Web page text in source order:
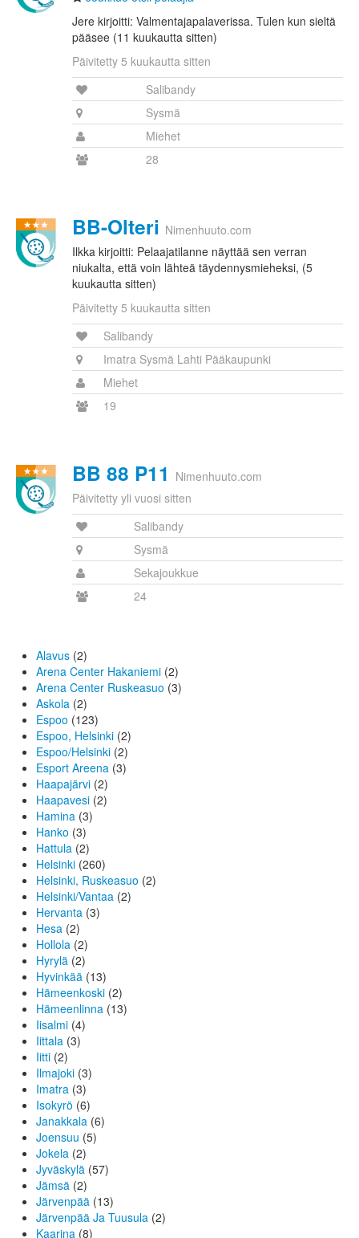
Jere kirjoitti: Valmentajapalaverissa. Tulen kun sieltä
pääsee (11 kuukautta sitten)
Päivitetty 5 kuukautta sitten
Salibandy
Sysmä
Miehet
28
BB-Olteri Nimenhuuto.com
Ilkka kirjoitti: Pelaajatilanne näyttää sen verran
niukalta, että voin lähteä täydennysmieheksi, (5
kuukautta sitten)
Päivitetty 5 kuukautta sitten
Salibandy
Imatra Sysmä Lahti Pääkaupunki
Miehet
19
BB 88 P11 Nimenhuuto.com
Päivitetty yli vuosi sitten
Salibandy
Sysmä
Sekajoukkue
24
Alavus (2)
Arena Center Hakaniemi (2)
Arena Center Ruskeasuo (3)
Askola (2)
Espoo (123)
Espoo, Helsinki (2)
Espoo/Helsinki (2)
Esport Areena (3)
Haapajärvi (2)
Haapavesi (2)
Hamina (3)
Hanko (3)
Hattula (2)
Helsinki (260)
Helsinki, Ruskeasuo (2)
Helsinki/Vantaa (2)
Hervanta (3)
Hesa (2)
Hollola (2)
Hyrylä (2)
Hyvinkää (13)
Hämeenkoski (2)
Hämeenlinna (13)
Iisalmi (4)
Iittala (3)
Iitti (2)
Ilmajoki (3)
Imatra (3)
Isokyrö (6)
Janakkala (6)
Joensuu (5)
Jokela (2)
Jyväskylä (57)
Jämsä (2)
Järvenpää (13)
Järvenpää Ja Tuusula (2)
Kaarina (8)